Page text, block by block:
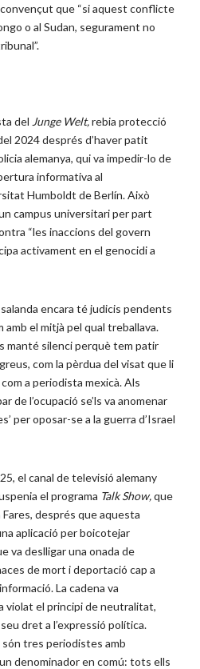
que “si aquest conflicte
o al Sudan, segurament no
del Junge Welt,rebia protecció
2024 després d’haver patit
alemanya, qui va impedir-lo de
informativa al
Humboldt de Berlín. Això
campus universitari per part
“les inaccions del govern
activament en el genocidi a
encara té judicis pendents
el mitjà pel qual treballava.
manté silenci perquè tem patir
com la pèrdua del visat que li
a periodista mexicà. Als
de l’ocupació se’ls va anomenar
per oposar-se a la guerra d’Israel
el canal de televisió alemany
el programa Talk Show,que
després que aquesta
aplicació per boicotejar
va deslligar una onada de
de mort i deportació cap a
La cadena va
violat el principi de neutralitat,
dret a l’expressió política.
són tres periodistes amb
denominador en comú: tots ells